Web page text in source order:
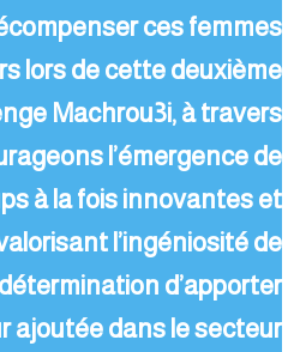
ces femmes
lors de cette deuxième
Machrou3i, à travers
l’émergence de
à la fois innovantes et
l’ingéniosité de
d’apporter
ajoutée dans le secteur